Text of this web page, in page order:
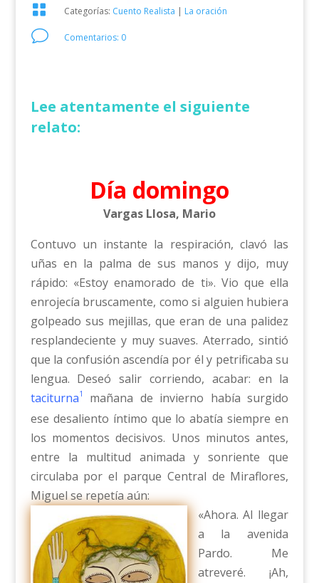
 Categorías: Cuento Realista | La oración
v Comentarios: 0
Lee atentamente el siguiente
relato:
Día domingo
Vargas Llosa, Mario
Contuvo un instante la respiración, clavó las
uñas en la palma de sus manos y dijo, muy
rápido: «Estoy enamorado de ti». Vio que ella
enrojecía bruscamente, como si alguien hubiera
golpeado sus mejillas, que eran de una palidez
resplandeciente y muy suaves. Aterrado, sintió
que la confusión ascendía por él y petrificaba su
lengua. Deseó salir corriendo, acabar: en la
taciturna1
mañana de invierno había surgido
ese desaliento íntimo que lo abatía siempre en
los momentos decisivos. Unos minutos antes,
entre la multitud animada y sonriente que
circulaba por el parque Central de Miraflores,
Miguel se repetía aún:
«Ahora. Al llegar
a la avenida
Pardo. Me
atreveré. ¡Ah,